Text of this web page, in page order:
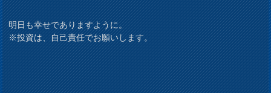
明日も幸せでありますように。
※投資は、自己責任でお願いします。